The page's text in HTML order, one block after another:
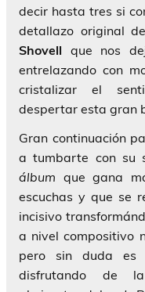
decir hasta tres si
detallazo original
Shovell que nos
entrelazando con
cristalizar el
despertar esta gran
Gran continuación
a tumbarte con su
álbum que gana
escuchas y que se
incisivo
a nivel compositivo
pero sin duda es
disfrutando de